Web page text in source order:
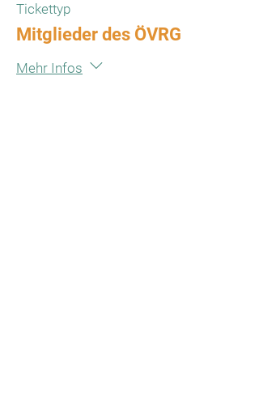
Tickettyp
Mitglieder des ÖVRG
Mehr Infos